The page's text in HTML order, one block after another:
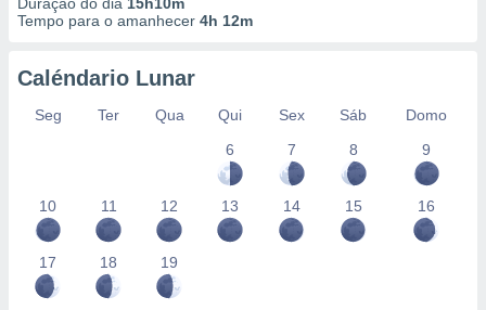
Tempo para o amanhecer 4h 12m
Caléndario Lunar
Seg Ter Qua Qui Sex Sáb
Domo
6
7 8 9
10 11 12 13 14 15 16
17 18 19